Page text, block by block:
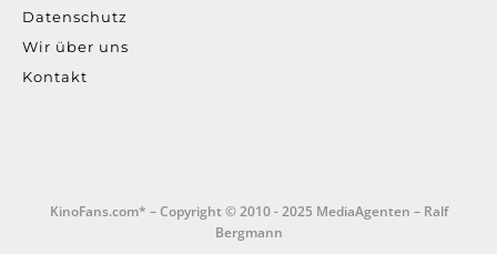
Datenschutz
Wir über uns
Kontakt
KinoFans.com* – Copyright © 2010 - 2025 MediaAgenten – Ralf
Bergmann